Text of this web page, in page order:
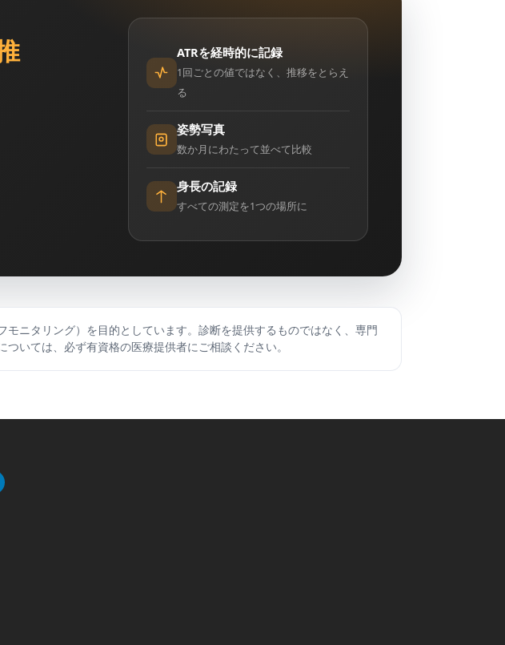
ATRを経時的に記録
1回ごとの値ではなく、推移をとらえ
る
姿勢写真
数か月にわたって並べて比較
身長の記録
すべての測定を1つの場所に
ニタリング）を目的としています。診断を提供するものではなく、専門
いては、必ず有資格の医療提供者にご相談ください。